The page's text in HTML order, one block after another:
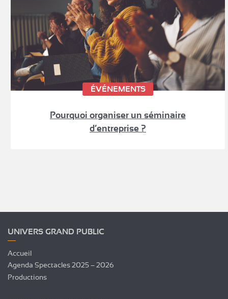
ÉVÉNEMENTS
Pourquoi organiser un séminaire
d’entreprise ?
UNIVERS GRAND PUBLIC
Accueil
Agenda Spectacles 2025 – 2026
Productions